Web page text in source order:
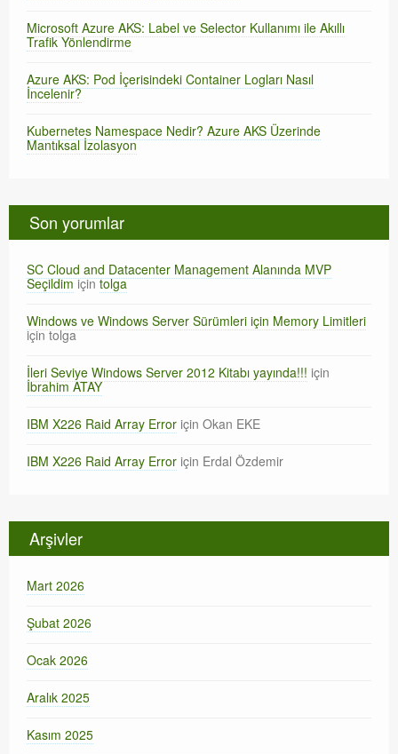
Microsoft Azure AKS: Label ve Selector Kullanımı ile Akıllı
Trafik Yönlendirme
Azure AKS: Pod İçerisindeki Container Logları Nasıl
İncelenir?
Kubernetes Namespace Nedir? Azure AKS Üzerinde
Mantıksal İzolasyon
Son yorumlar
SC Cloud and Datacenter Management Alanında MVP
Seçildimiçintolga
Windows ve Windows Server Sürümleri için Memory Limitleri
içintolga
İleri Seviye Windows Server 2012 Kitabı yayında!!! için
İbrahim ATAY
IBM X226 Raid Array Error için Okan EKE
IBM X226 Raid Array Error için Erdal Özdemir
Arşivler
Mart 2026
Şubat 2026
Ocak 2026
Aralık 2025
Kasım 2025